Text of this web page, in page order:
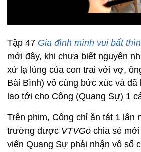
Tập 47 Gia đình mình vui bất
mới đây, khi chưa biết nguyên
xử lạ lùng của con trai với vợ,
Bài Bình) vô cùng bức xúc và đã
lao tới cho Công (Quang Sự) 1
Trên phim, Công chỉ ăn tát 1 lần
trường được VTVGo chia sẻ
viên Quang Sự phải nhận vô số